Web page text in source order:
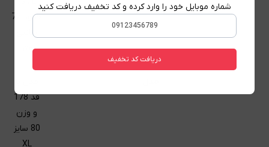
حدود 72
سانتی
متر
قد 178
و وزن
80 سایز
XL
شماره موبایل خود را وارد کرده و کد تخفیف دریافت کنید
دریافت کد تخفیف